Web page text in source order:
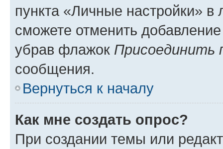
пункта «Личные настройки»
сможете отменить
убрав флажок Присоединить
сообщения.
Вернуться к началу
Как мне создать опрос?
При создании темы или